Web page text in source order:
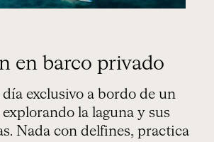
en barco privado
exclusivo a bordo de un
la laguna y sus
Nada con delfines, practica